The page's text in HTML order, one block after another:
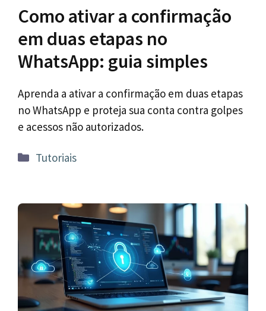
Como ativar a confirmação
em duas etapas no
WhatsApp: guia simples
Aprenda a ativar a confirmação em duas etapas
no WhatsApp e proteja sua conta contra golpes
e acessos não autorizados.
Categorias
Tutoriais